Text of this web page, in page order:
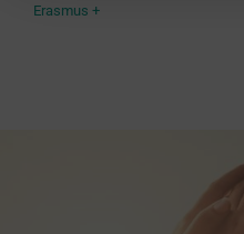
Erasmus +